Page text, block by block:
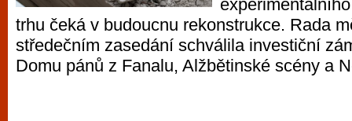
trhu čeká v budoucnu rekonstrukce. Rada
středečním zasedání schválila investiční
Domu pánů z Fanalu, Alžbětinské scény a